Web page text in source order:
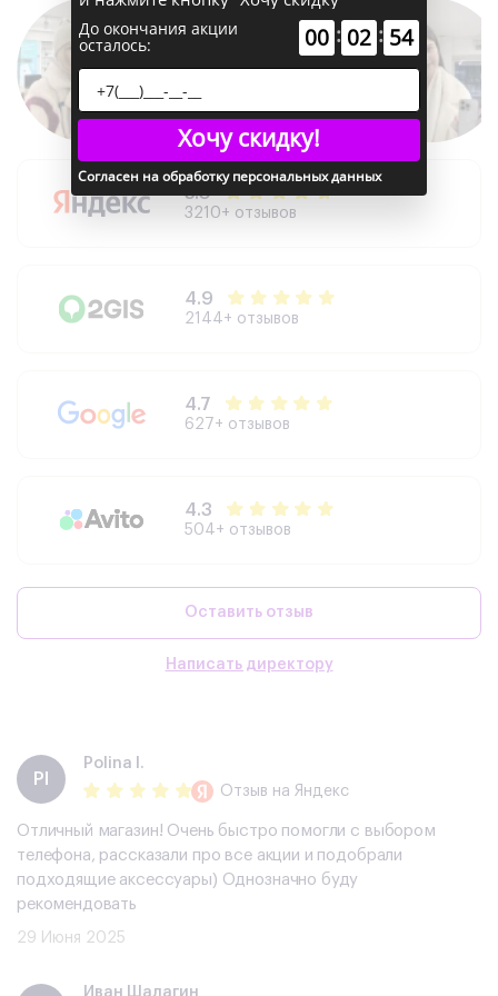
5.0
3210+ отзывов
4.9
2144+ отзывов
4.7
627+ отзывов
4.3
504+ отзывов
Оставить отзыв
Написать директору
PI
Polina I.
Отзыв на Яндекс
Отличный магазин! Очень быстро помогли с выбором
телефона, рассказали про все акции и подобрали
подходящие аксессуары) Однозначно буду
рекомендовать
29 Июня 2025
До окончания акции
осталось: 00 : 02 : 53
Хочу скидку!
Согласен на обработку персональных данных